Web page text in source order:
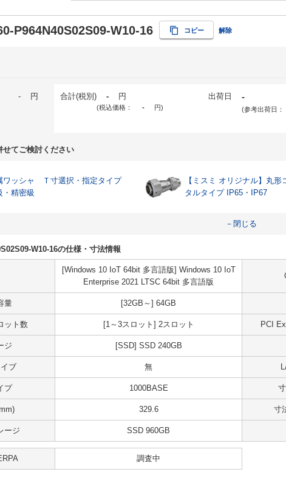
P964N40S02S09-W10-16 コピー 解除
- 円 合計(税別) - 円
(税込価格： - 円)
出荷日 -
(参考出荷日：
せてご検討ください
ワッシャ Ｔ寸選択・指定タイプ
・精密級
【ミスミ オリジナル】丸形
タルタイプ IP65・IP67
－閉じる
W10-16の仕様・寸法情報
[Windows 10 IoT 64bit 多言語版] Windows 10 IoT
Enterprise 2021 LTSC 64bit 多言語版
量 [32GB～] 64GB
ット数 [1～3スロット] 2スロット PCI
ジ [SSD] SSD 240GB
ブ 無
プ 1000BASE
329.6 寸
ージ SSD 960GB
調査中